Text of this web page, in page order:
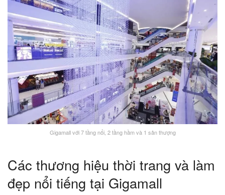
Gigamall với 7 tầng nổi, 2 tầng hầm và 1 sân thượng
Các thương hiệu thời trang và làm
đẹp nổi tiếng tại Gigamall